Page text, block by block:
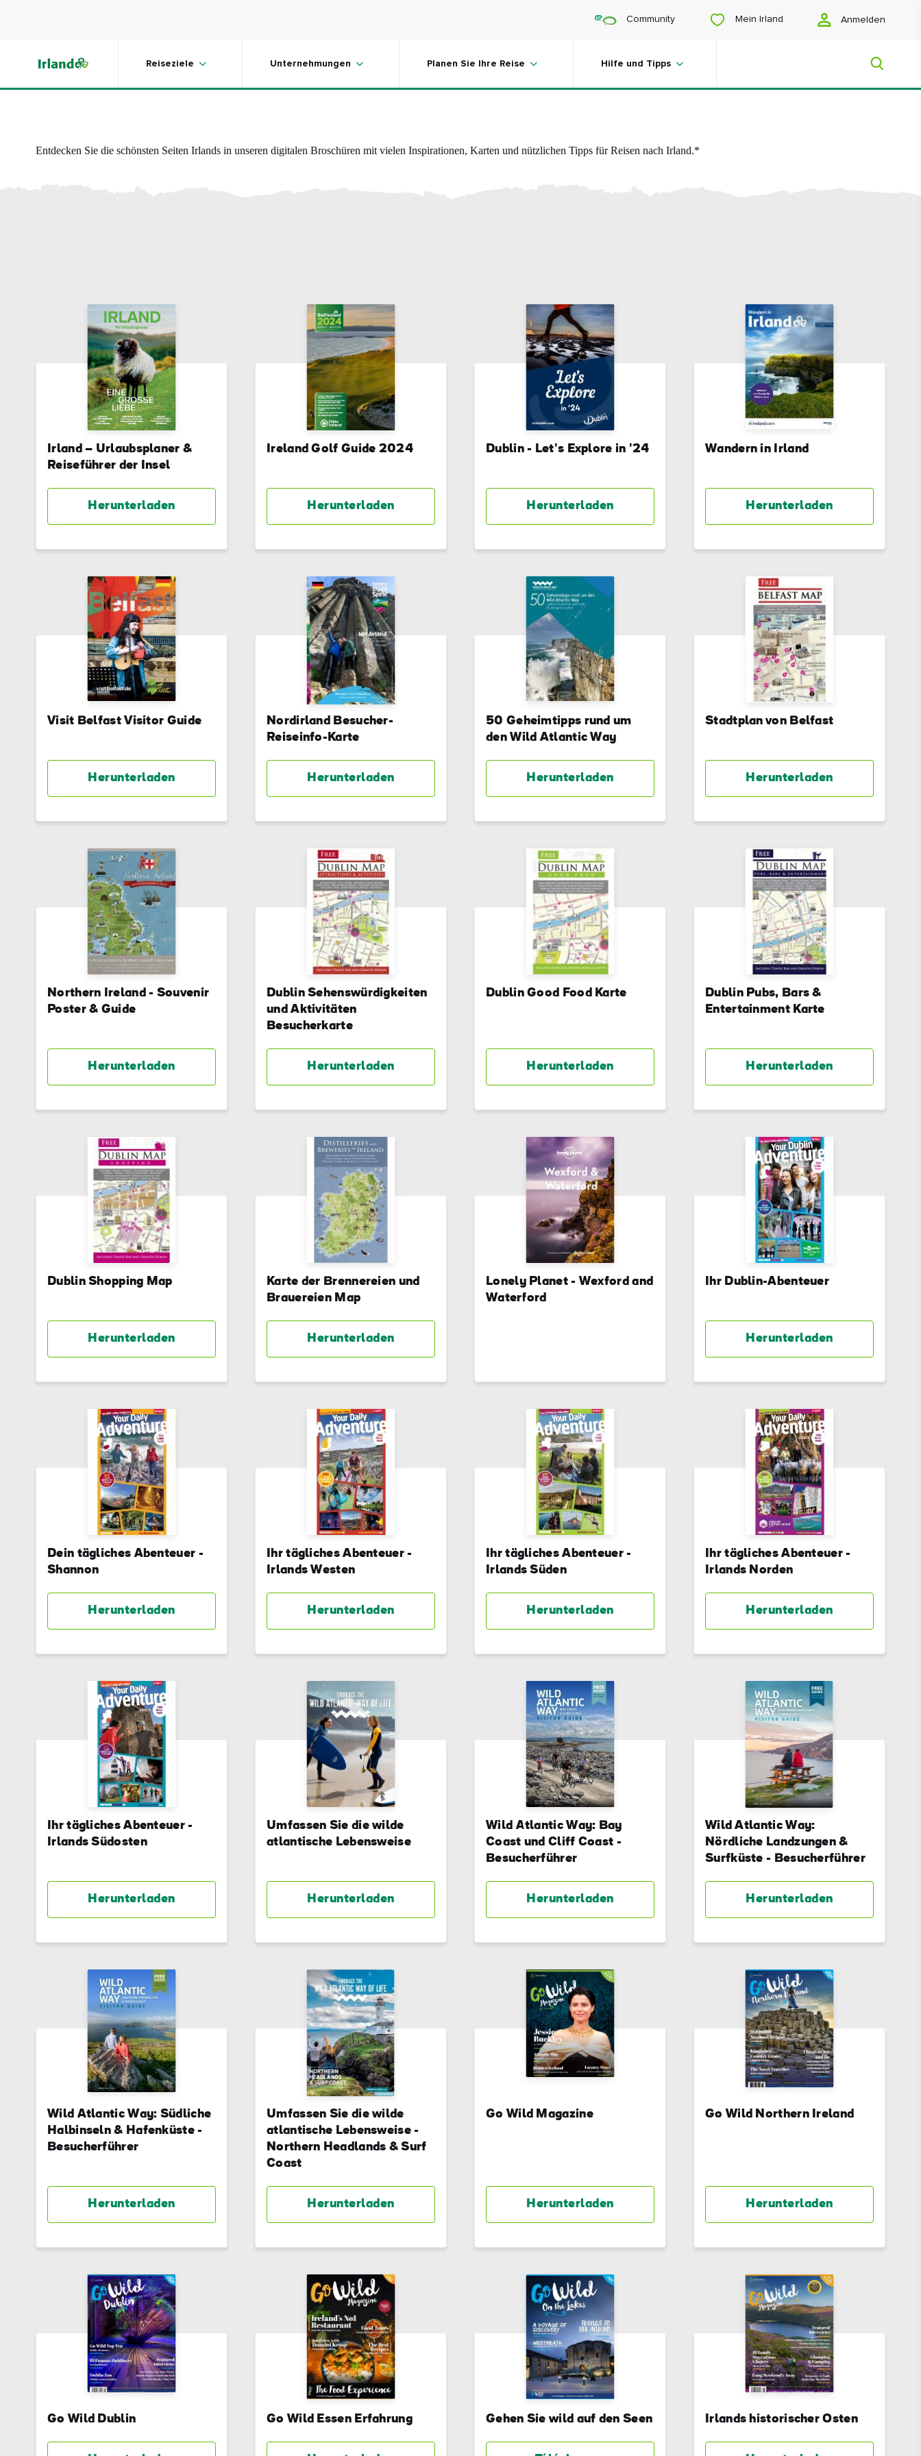
Community Mein Irland Anmelden
Reiseziele Unternehmungen Planen Sie Ihre Reise Hilfe und Tipps
Mein Irland
#KulturUndTradition
#AktivitätenImFreien
Vorname
Mail-
Adresse
Mit der Anmeldung erkläre ich mich damit einverstanden,
Interaktion mit Werbung von Tourism Ireland auf anderen Websites,
Cookies und Pixeln. Sie können Ihre Einwilligung jederzeit widerrufen -
klicken Sie einfach auf "Abmelden" in unseren E-Mails. Weitere
Informationen darüber, wie wir Ihre persönlichen Daten verwenden,
finden Sie in unserer
Anmelden
Entdecken Sie die schönsten Seiten Irlands in unseren digitalen Broschüren mit vielen Inspirationen, Karten und nützlichen Tipps für Reisen nach Irland.*
Irland – Urlaubsplaner &
Reiseführer der Insel
Herunterladen
Ireland Golf Guide 2024
Herunterladen
Dublin - Let's Explore in '24
Herunterladen
Wandern in Irland
Herunterladen
Visit Belfast Visitor Guide
Herunterladen
Nordirland Besucher-
Reiseinfo-Karte
Herunterladen
50 Geheimtipps rund um
den Wild Atlantic Way
Herunterladen
Stadtplan von Belfast
Herunterladen
Northern Ireland - Souvenir
Poster & Guide
Herunterladen
Dublin Sehenswürdigkeiten
und Aktivitäten
Besucherkarte
Herunterladen
Dublin Good Food Karte
Herunterladen
Dublin Pubs, Bars &
Entertainment Karte
Herunterladen
Dublin Shopping Map
Herunterladen
Karte der Brennereien und
Brauereien Map
Herunterladen
Lonely Planet - Wexford and
Waterford
Ihr Dublin-Abenteuer
Herunterladen
Dein tägliches Abenteuer -
Shannon
Herunterladen
Ihr tägliches Abenteuer -
Irlands Westen
Herunterladen
Ihr tägliches Abenteuer -
Irlands Süden
Herunterladen
Ihr tägliches Abenteuer -
Irlands Norden
Herunterladen
Ihr tägliches Abenteuer -
Irlands Südosten
Herunterladen
Umfassen Sie die wilde
atlantische Lebensweise
Herunterladen
Wild Atlantic Way: Bay
Coast und Cliff Coast -
Besucherführer
Herunterladen
Wild Atlantic Way:
Nördliche Landzungen &
Surfküste - Besucherführer
Herunterladen
Wild Atlantic Way: Südliche
Halbinseln & Hafenküste -
Besucherführer
Herunterladen
Umfassen Sie die wilde
atlantische Lebensweise -
Northern Headlands & Surf
Coast
Herunterladen
Go Wild Magazine
Herunterladen
Go Wild Northern Ireland
Herunterladen
Go Wild Dublin Go Wild Essen Erfahrung Gehen Sie wild auf den Seen Irlands historischer Osten